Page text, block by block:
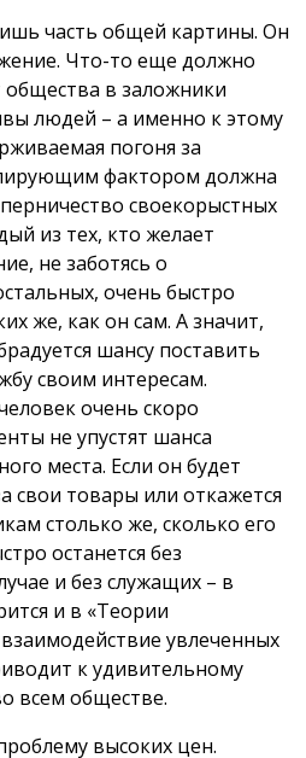
часть общей картины. Он
Что-то еще должно
в заложники
людей – а именно к этому
погоня за
фактором должна
своекорыстных
из тех, кто желает
не заботясь о
очень быстро
же, как он сам. А значит,
шансу поставить
своим интересам.
очень скоро
не упустят шанса
места. Если он будет
свои товары или откажется
столько же, сколько его
останется без
и без служащих – в
и в «Теории
увлеченных
к удивительному
всем обществе.
высоких цен.